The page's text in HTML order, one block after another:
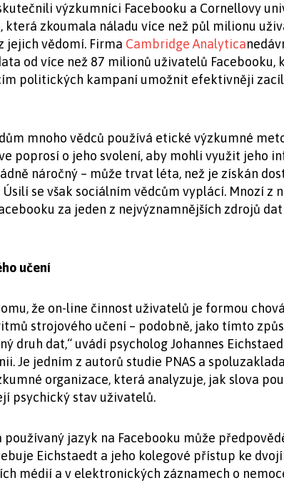
výzkumníci Facebooku a Cornellovy
, která zkoumala náladu více než půl milionu
jejich vědomí. Firma Cambridge Analytica
od více než 87 milionů uživatelů Facebooku,
politických kampaní umožnit efektivněji
mnoho vědců používá etické výzkumné
poprosí o jeho svolení, aby mohli využit jeho
náročný – může trvat léta, než je získán
se však sociálním vědcům vyplácí. Mnozí z
za jeden z nejvýznamnějších zdrojů dat
učení
že on-line činnost uživatelů je formou
strojového učení – podobně, jako tímto
druh dat,“ uvádí psycholog Johannes
Je jedním z autorů studie PNAS a
organizace, která analyzuje, jak slova
psychický stav uživatelů.
používaný jazyk na Facebooku může
Eichstaedt a jeho kolegové přístup ke
médií a v elektronických záznamech o